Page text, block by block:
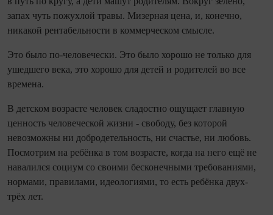
запах чуть пожухлой травы. Мизерная цена, и, конечно,
никакой рентабельности в коммерческом смысле.
Это было по-человечески. Это было хорошо не только для
ушедшего века, это хорошо для детей и родителей во все
времена.
В детском возрасте человек сладостно ощущает главную
ценность человеческой жизни - свободу, без которой
невозможны ни добродетельность, ни счастье, ни любовь.
Посмотрим на ребёнка в том возрасте, когда на него ещё не
навалился социум со своими бесконечными требованиями,
нормами, правилами, идеологиями, то есть ребёнка двух-
трёх лет.